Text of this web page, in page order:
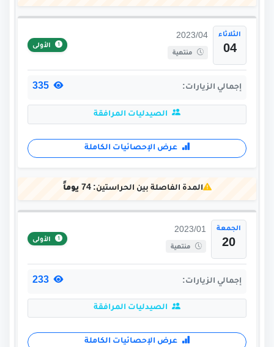
الثلاثاء
04
2023/04
منتهية
الأولى
إجمالي الزيارات:
الصيدليات المرافقة
عرض الإحصائيات الكاملة
المدة الفاصلة بين الحراستين:74 يوماً
الجمعة
20
2023/01
منتهية
الأولى
إجمالي الزيارات:
الصيدليات المرافقة
عرض الإحصائيات الكاملة